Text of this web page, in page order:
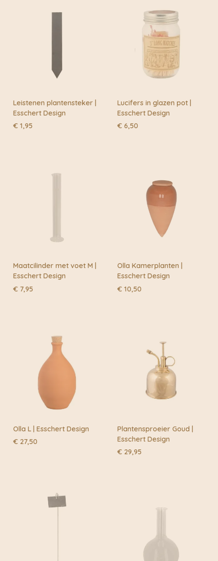
Leistenen plantensteker |
Esschert Design
€ 1,95
Lucifers in glazen pot |
Esschert Design
€ 6,50
Maatcilinder met voet M |
Esschert Design
€ 7,95
Olla Kamerplanten |
Esschert Design
€ 10,50
Olla L | Esschert Design
€ 27,50
Plantensproeier Goud |
Esschert Design
€ 29,95